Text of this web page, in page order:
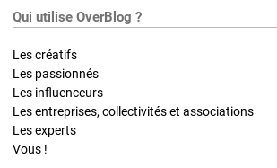
Qui utilise OverBlog ?
Les créatifs
Les passionnés
Les influenceurs
Les entreprises, collectivités et associations
Les experts
Vous !